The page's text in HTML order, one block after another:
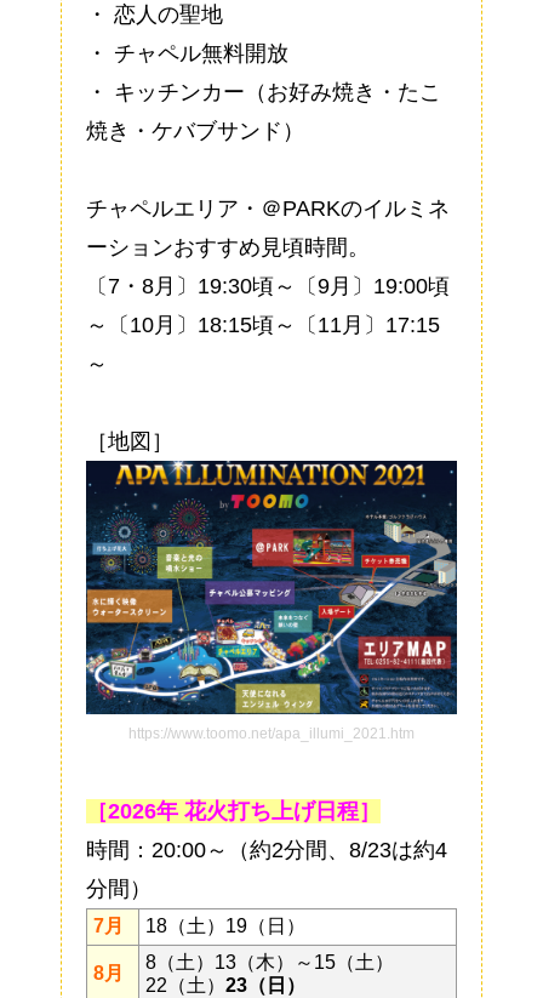
・ 恋人の聖地
・ チャペル無料開放
・ キッチンカー（お好み焼き・たこ
焼き・ケバブサンド）
チャペルエリア・＠PARKのイルミネ
ーションおすすめ見頃時間。
〔7・8月〕19:30頃～〔9月〕19:00頃
～〔10月〕18:15頃～〔11月〕17:15
～
［地図］
https://www.toomo.net/apa_illumi_2021.htm
［2026年 花火打ち上げ日程］
時間：20:00～（約2分間、8/23は約4
分間）
7月 18 （土）19（日）
8月
8（土）13（木）～15（土）
22（土） 23（日）